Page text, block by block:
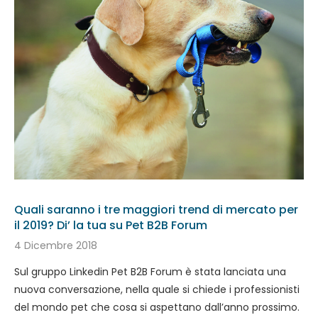
Quali saranno i tre maggiori trend di mercato per
il 2019? Di’ la tua su Pet B2B Forum
4 Dicembre 2018
Sul gruppo Linkedin Pet B2B Forum è stata lanciata una
nuova conversazione, nella quale si chiede i professionisti
del mondo pet che cosa si aspettano dall’anno prossimo.